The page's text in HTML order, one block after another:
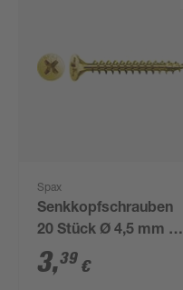
Spax
Senkkopfschrauben
20 Stück Ø 4,5 mm 16
mm
3,39 €